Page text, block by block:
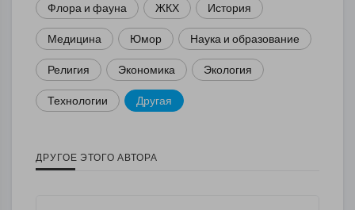
Флора и фауна ЖКХ История
Медицина Юмор Наука и образование
Религия Экономика Экология
Технологии Другая
ДРУГОЕ ЭТОГО АВТОРА